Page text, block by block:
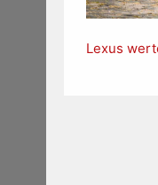
Lexus